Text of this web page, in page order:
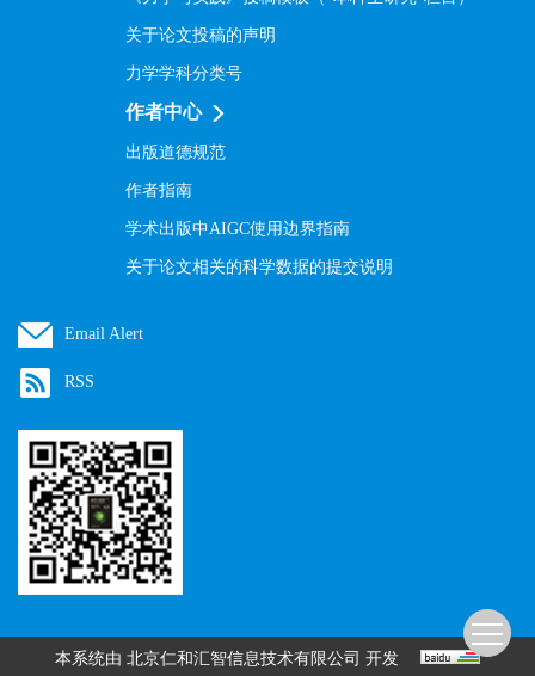
关于论文投稿的声明
力学学科分类号
作者中心
出版道德规范
作者指南
学术出版中AIGC使用边界指南
关于论文相关的科学数据的提交说明
Email Alert
RSS
本系统由 北京仁和汇智信息技术有限公司 开发